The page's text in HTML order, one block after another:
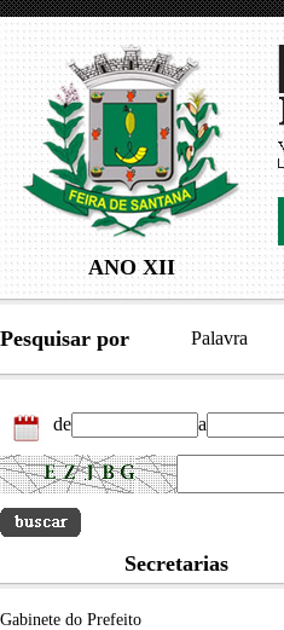
ANO XII
Pesquisar por Palavra
de a
Secretarias
Gabinete do Prefeito